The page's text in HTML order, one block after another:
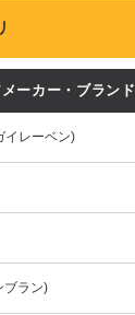
ーカー・ブランド
イレーベン)
ブラン)